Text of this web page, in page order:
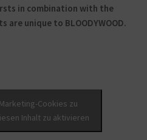
in combination with the
unique to BLOODYWOOD.
Cookies zu
Inhalt zu aktivieren